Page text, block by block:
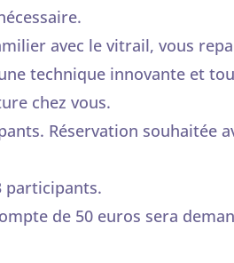
avec le vitrail, vous
technique innovante et
chez vous.
Réservation souhaitée
participants.
de 50 euros sera